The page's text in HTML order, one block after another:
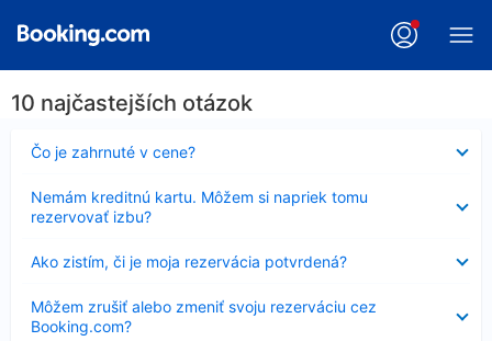
10 najčastejších otázok
Čo je zahrnuté v cene?
Nezobrazuje
sa
Nemám kreditnú kartu. Môžem si napriek tomu
rezervovať izbu?
sa
Ako zistím, či je moja rezervácia potvrdená?
sa
Môžem zrušiť alebo zmeniť svoju rezerváciu cez
Booking.com?
sa